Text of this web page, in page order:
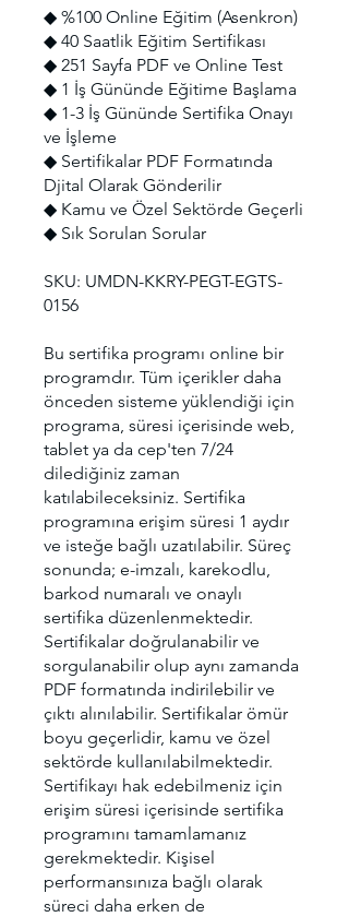
◆ %100 Online Eğitim (Asenkron)
◆ 40 Saatlik Eğitim Sertifikası
◆ 251 Sayfa PDF ve Online Test
◆ 1 İş Gününde Eğitime Başlama
◆ 1-3 İş Gününde Sertifika Onayı
ve İşleme
◆ Sertifikalar PDF Formatında
Djital Olarak Gönderilir
◆ Kamu ve Özel Sektörde Geçerli
◆ Sık Sorulan Sorular
SKU: UMDN-KKRY-PEGT-EGTS-
0156
Bu sertifika programı online bir
programdır. Tüm içerikler daha
önceden sisteme yüklendiği için
programa, süresi içerisinde web,
tablet ya da cep'ten 7/24
dilediğiniz zaman
katılabileceksiniz. Sertifika
programına erişim süresi 1 aydır
ve isteğe bağlı uzatılabilir. Süreç
sonunda; e-imzalı, karekodlu,
barkod numaralı ve onaylı
sertifika düzenlenmektedir.
Sertifikalar doğrulanabilir ve
sorgulanabilir olup aynı zamanda
PDF formatında indirilebilir ve
çıktı alınılabilir. Sertifikalar ömür
boyu geçerlidir, kamu ve özel
sektörde kullanılabilmektedir.
Sertifikayı hak edebilmeniz için
erişim süresi içerisinde sertifika
programını tamamlamanız
gerekmektedir. Kişisel
performansınıza bağlı olarak
süreci daha erken de